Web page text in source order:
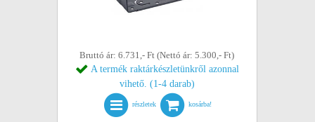
Bruttó ár: 6.731,- Ft (Nettó ár: 5.300,- Ft)
A termék raktárkészletünkről azonnal
vihető. (1-4 darab)
részletek kosárba!